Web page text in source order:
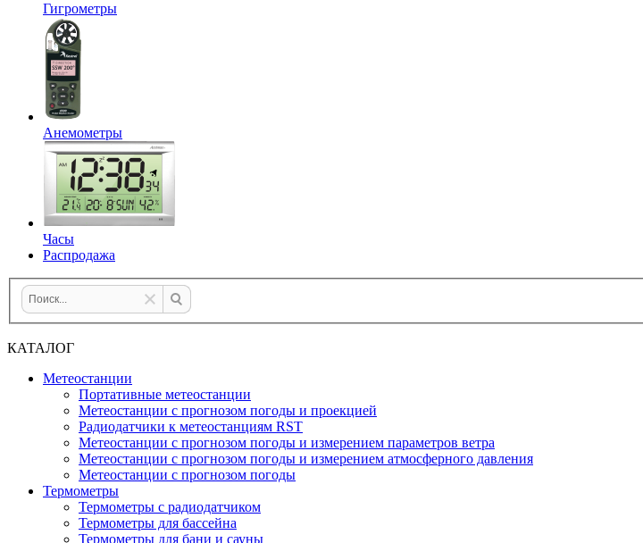
Гигрометры
Анемометры
Часы
Распродажа
КАТАЛОГ
Метеостанции
Портативные метеостанции
Метеостанции с прогнозом погоды и проекцией
Радиодатчики к метеостанциям RST
Метеостанции с прогнозом погоды и измерением параметров ветра
Метеостанции с прогнозом погоды и измерением атмосферного давления
Метеостанции с прогнозом погоды
Термометры
Термометры с радиодатчиком
Термометры для бассейна
Термометры для бани и сауны